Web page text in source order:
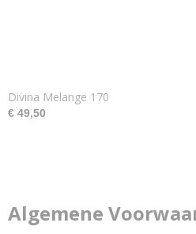
Divina Melange 170
€ 49,50
Algemene